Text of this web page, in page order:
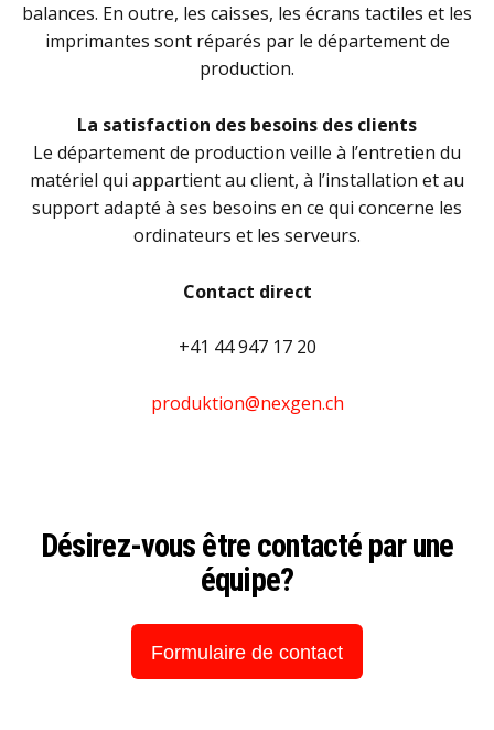
balances. En outre, les caisses, les écrans tactiles et les
imprimantes sont réparés par le département de
production.
La satisfaction des besoins des clients
Le département de production veille à l’entretien du
matériel qui appartient au client, à l’installation et au
support adapté à ses besoins en ce qui concerne les
ordinateurs et les serveurs.
Contact direct
+41 44 947 17 20
produktion@nexgen.ch
Désirez-vous être contacté par une
équipe?
Formulaire de contact